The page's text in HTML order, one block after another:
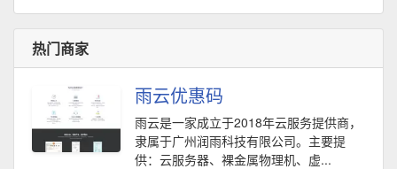
热门商家
雨云优惠码
雨云是一家成立于2018年云服务提供商，
隶属于广州润雨科技有限公司。主要提
供：云服务器、裸金属物理机、虚...